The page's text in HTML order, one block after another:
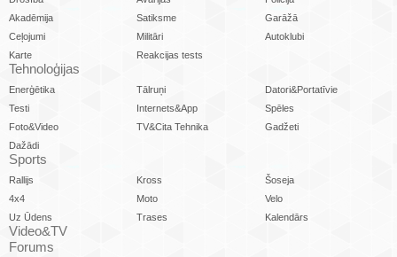
Akadēmija
Satiksme
Garāžā
Ceļojumi
Militāri
Autoklubi
Karte
Reakcijas tests
Tehnoloģijas
Enerģētika Tālruņi
Datori&Portatīvie
Testi
Internets&App
Spēles
Foto&Video
TV&Cita Tehnika
Gadžeti
Dažādi
Sports
Rallijs Kross
Šoseja
4x4
Moto
Velo
Uz Ūdens
Trases Kalendārs
Video&TV
Forums